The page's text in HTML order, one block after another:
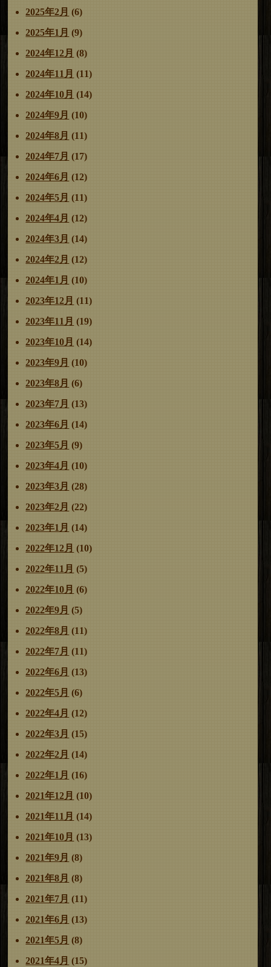
2025年2月 (6)
2025年1月 (9)
2024年12月 (8)
2024年11月 (11)
2024年10月 (14)
2024年9月 (10)
2024年8月 (11)
2024年7月 (17)
2024年6月 (12)
2024年5月 (11)
2024年4月 (12)
2024年3月 (14)
2024年2月 (12)
2024年1月 (10)
2023年12月 (11)
2023年11月 (19)
2023年10月 (14)
2023年9月 (10)
2023年8月 (6)
2023年7月 (13)
2023年6月 (14)
2023年5月 (9)
2023年4月 (10)
2023年3月 (28)
2023年2月 (22)
2023年1月 (14)
2022年12月 (10)
2022年11月 (5)
2022年10月 (6)
2022年9月 (5)
2022年8月 (11)
2022年7月 (11)
2022年6月 (13)
2022年5月 (6)
2022年4月 (12)
2022年3月 (15)
2022年2月 (14)
2022年1月 (16)
2021年12月 (10)
2021年11月 (14)
2021年10月 (13)
2021年9月 (8)
2021年8月 (8)
2021年7月 (11)
2021年6月 (13)
2021年5月 (8)
2021年4月 (15)